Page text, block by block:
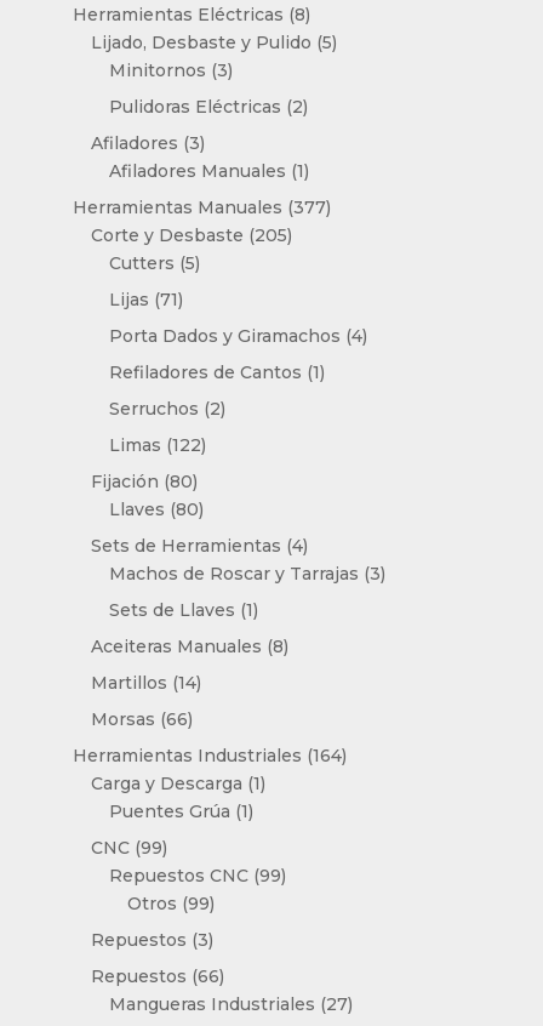
Herramientas Eléctricas 88
productos
Lijado, Desbaste y Pulido 55
Minitornos 33
productos
Pulidoras Eléctricas 22
Afiladores 33
productos
Afiladores Manuales 11
producto
Herramientas Manuales 377377
Corte y Desbaste 205205
Cutters 55
Lijas 7171
productos
Porta Dados y Giramachos 44
Refiladores de Cantos 11
Serruchos 22
Limas 122122
Fijación 8080
productos
Llaves 8080
productos
Sets de Herramientas 44
productos
Machos de Roscar y Tarrajas 33
Sets de Llaves 11
producto
Aceiteras Manuales 88
Martillos 1414
Morsas 6666
productos
Herramientas Industriales 164164
Carga y Descarga 11
Puentes Grúa 11
CNC 9999
productos
Repuestos CNC 9999
Otros 9999
productos
Repuestos 33
productos
Repuestos 6666
productos
Mangueras Industriales 2727